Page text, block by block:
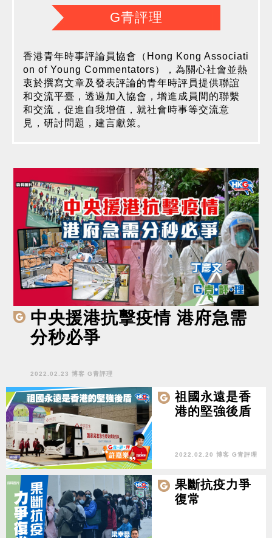
G青評理
香港青年時事評論員協會（Hong Kong Associati
on of Young Commentators），為關心社會並熱
衷於撰寫文章及發表評論的青年時評員提供聯誼
和交流平臺，透過加入協會，增進成員間的聯繫
和交流，促進自我增值，就社會時事等交流意
見，研討問題，建言獻策。
中央援港抗擊疫情 港府急需
分秒必爭
2022.02.23 博客 G青評理
祖國永遠是香
港的堅強後盾
2022.02.20 博客 G青評理
果斷抗疫力爭
復常